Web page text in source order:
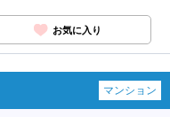
お気に入り
マンション